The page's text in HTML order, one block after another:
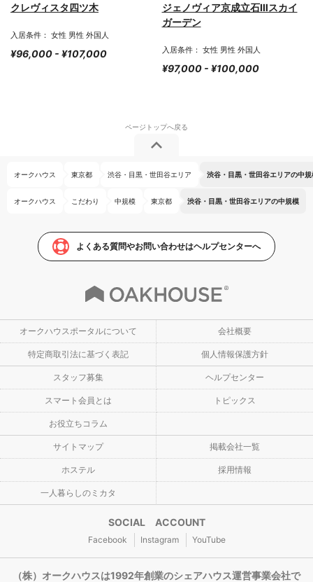
クレヴィスタ四ツ木
入居条件： 女性 男性 外国人
¥96,000 - ¥107,000
ジェノヴィア京成立石Ⅲスカイ
ガーデン
入居条件： 女性 男性 外国人
¥97,000 - ¥100,000
オークハウス 東京都 渋谷・目黒・世田谷エリア 渋谷・目黒・世田谷エリアの中規
オークハウス こだわり 中規模 東京都 渋谷・目黒・世田谷エリアの中規模
よくある質問やお問い合わせはヘルプセンターへ
オークハウスポータルについて 会社概要
特定商取引法に基づく表記 個人情報保護方針
スタッフ募集 ヘルプセンター
スマート会員とは トピックス
お役立ちコラム
サイトマップ 掲載会社一覧
ホステル 採用情報
一人暮らしのミカタ
SOCIAL ACCOUNT
Facebook Instagram YouTube
（株）オークハウスは1992年創業のシェアハウス運営事業会社で